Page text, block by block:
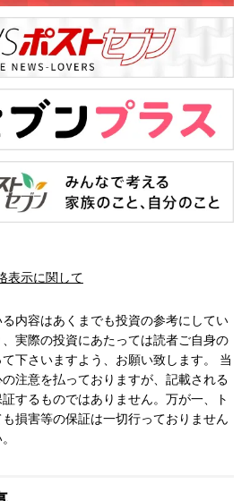
表示に関して
内容はあくまでも投資の参考にしてい
実際の投資にあたっては読者ご自身の
下さいますよう、お願い致します。 当
注意を払っておりますが、記載される
するものではありません。万が一、ト
損害等の保証は一切行っておりません